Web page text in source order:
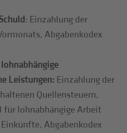
: Einzahlung der
Abgabenkodex
Leistungen: Einzahlung der
Quellensteuern,
für lohnabhängige Arbeit
Abgabenkodex